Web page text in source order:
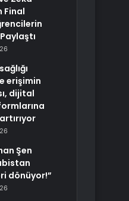
Final
erişimin
dijital
Şen
dönüyor!”